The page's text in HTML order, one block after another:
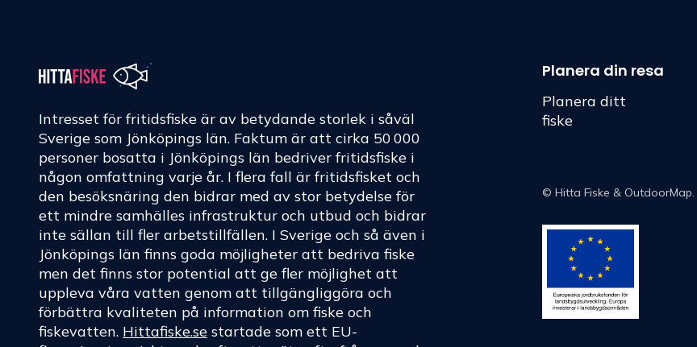
Intresset för fritidsfiske är av betydande storlek i såväl
Sverige som Jönköpings län. Faktum är att cirka 50 000
personer bosatta i Jönköpings län bedriver fritidsfiske i
någon omfattning varje år. I flera fall är fritidsfisket och
den besöksnäring den bidrar med av stor betydelse för
ett mindre samhälles infrastruktur och utbud och bidrar
inte sällan till fler arbetstillfällen. I Sverige och så även i
Jönköpings län finns goda möjligheter att bedriva fiske
men det finns stor potential att ge fler möjlighet att
uppleva våra vatten genom att tillgängliggöra och
förbättra kvaliteten på information om fiske och
fiskevatten. Hittafiske.se startade som ett EU-
Planera din resa
Planera ditt
fiske
© Hitta Fiske & OutdoorMap.